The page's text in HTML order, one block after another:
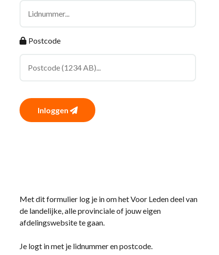
Postcode
Inloggen
Met dit formulier log je in om het Voor Leden deel van
de landelijke, alle provinciale of jouw eigen
afdelingswebsite te gaan.
Je logt in met je lidnummer en postcode.